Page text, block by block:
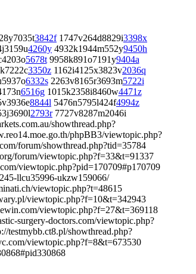
3842f1747v264d8829i3398x
4260y 4932k1944m552y9450h
5678t9958k891o7191y9404a
3350z 1162i4125x3823v2036q
6332s2263v8165r3693m5722i
6516g1015k2358i8460w4471z
8844l 5476n5795l424f4994z
2793r7727v8287m2046i
showthread.php?
phpBB3/viewtopic.php?
forum/showthread.php?tid=35784
forum/viewtopic.php?f=33&t=91337
viewtopic.php?pid=170709#p170709
llcu35996-ukzw159066/
viewtopic.php?t=48615
viewtopic.php?f=10&t=342943
viewtopic.php?f=27&t=369118
surgery-doctors.com/viewtopic.php?
testmybb.ct8.pl/showthread.php?
viewtopic.php?f=8&t=673530